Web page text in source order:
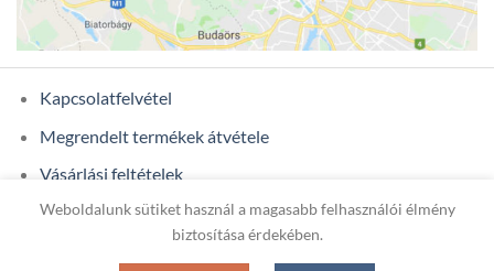
Kapcsolatfelvétel
Megrendelt termékek átvétele
Vásárlási feltételek
Ügyfél adatok
Weboldalunk sütiket használ a magasabb felhasználói élmény
biztosítása érdekében.